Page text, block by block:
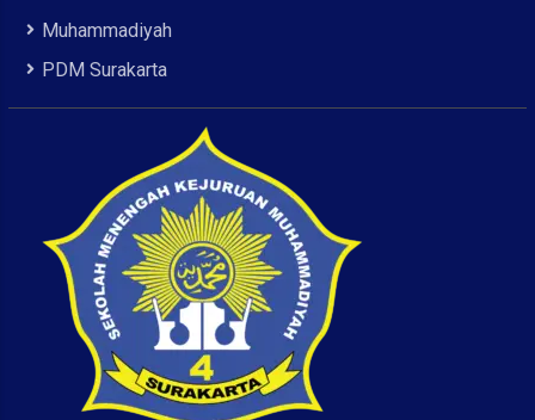
Muhammadiyah
PDM Surakarta